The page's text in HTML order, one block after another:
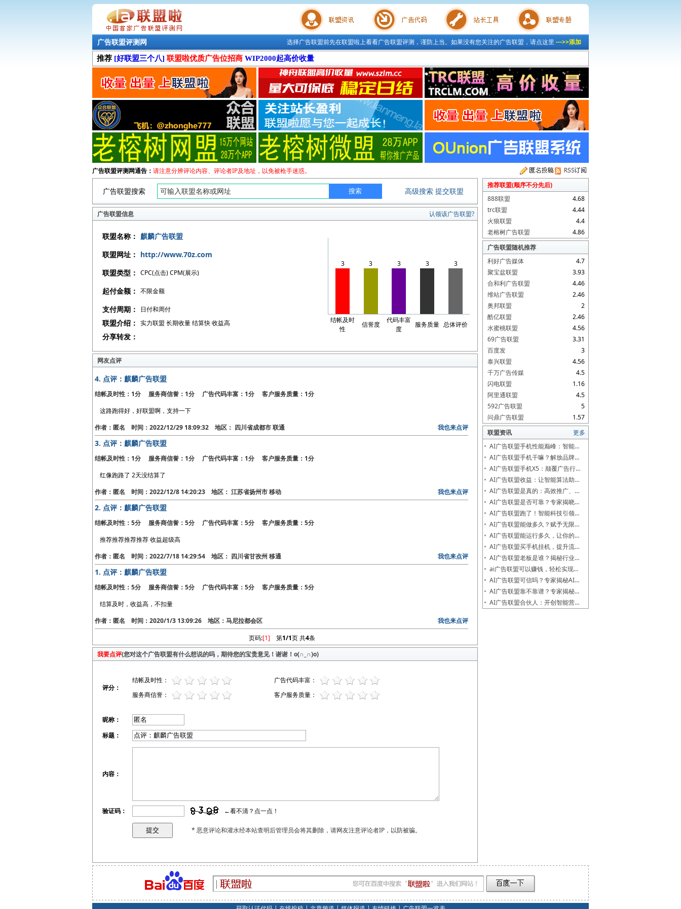
联盟学院 广告代码 站长工具 联盟专题
选择广告联盟前先在联盟啦上看看广告联盟评测，谨防上当。如果没有您关注的广告联盟，请点这里 --->>添加
广告联盟评测网
推荐 [好联盟三个八] 联盟啦优质广告位招商 WIP2000起高价收量
广告联盟评测网通告： 请注意分辨评论内容、评论者IP及地址，以免被枪手迷惑。
广告联盟搜索 高级搜索 提交联盟
广告联盟信息 认领该广告联盟?
联盟名称： 麒麟广告联盟
联盟网址： http://www.70z.com
联盟类型：
CPC(点击) CPM(展示)
起付金额： 不限金额
支付周期： 日付和周付
联盟介绍： 实力联盟 长期收量 结算快 收益高
分享转发：
3 3 3 3 3
结帐及时
性
信誉度
代码丰富
度
服务质量 总体评价
网友点评
4. 点评：麒麟广告联盟
结帐及时性：1分 服务商信誉：1分 广告代码丰富：1分 客户服务质量：1分
这路跑得好，好联盟啊，支持一下
作者：匿名 时间：2022/12/29 18:09:32 地区： 四川省成都市 联通
我也来点评
3. 点评：麒麟广告联盟
结帐及时性：1分 服务商信誉：1分 广告代码丰富：1分 客户服务质量：1分
红像跑路了 2天没结算了
作者：匿名 时间：2022/12/8 14:20:23 地区： 江苏省扬州市 移动
我也来点评
2. 点评：麒麟广告联盟
结帐及时性：5分 服务商信誉：5分 广告代码丰富：5分 客户服务质量：5分
推荐推荐推荐推荐 收益超级高
作者：匿名 时间：2022/7/18 14:29:54 地区： 四川省甘孜州 移通
我也来点评
1. 点评：麒麟广告联盟
结帐及时性：5分 服务商信誉：5分 广告代码丰富：5分 客户服务质量：5分
结算及时，收益高，不扣量
作者：匿名 时间：2020/1/3 13:09:26 地区：马尼拉都会区
我也来点评
页码:[1] 第1/1页 共4条
我要点评(您对这个广告联盟有什么想说的吗，期待您的宝贵意见！谢谢！o(∩_∩)o)
评分：
结帐及时性：
广告代码丰富：
服务商信誉：
客户服务质量：
昵称：
标题：
内容：
验证码： ←看不清？点一点！
* 恶意评论和灌水经本站查明后管理员会将其删除，请网友注意评论者IP，以防被骗。
推荐联盟(顺序不分先后)
4.68
888联盟
4.44
trc联盟
4.4
火狼联盟
4.86
老榕树广告联盟
广告联盟随机推荐
4.7
利好广告媒体
3.93
聚宝盆联盟
4.46
合和利广告联盟
2.46
维站广告联盟
2
奥邦联盟
2.46
酷亿联盟
4.56
水蜜桃联盟
3.31
69广告联盟
3
百度发
4.56
泰兴联盟
4.5
千万广告传媒
1.16
闪电联盟
4.5
阿里通联盟
5
592广告联盟
1.57
问鼎广告联盟
更多
联盟资讯
AI广告联盟手机性能巅峰：智能…
AI广告联盟手机干嘛？解放品牌…
AI广告联盟手机X5：颠覆广告行…
AI广告联盟收益：让智能算法助…
AI广告联盟是真的：高效推广、…
AI广告联盟是否可靠？专家揭晓…
AI广告联盟跑了！智能科技引领…
AI广告联盟能做多久？赋予无限…
AI广告联盟能运行多久，让你的…
AI广告联盟买手机挂机，提升流…
AI广告联盟老板是谁？揭秘行业…
ai广告联盟可以赚钱，轻松实现…
AI广告联盟可信吗？专家揭秘AI…
AI广告联盟靠不靠谱？专家揭秘…
AI广告联盟合伙人：开创智能营…